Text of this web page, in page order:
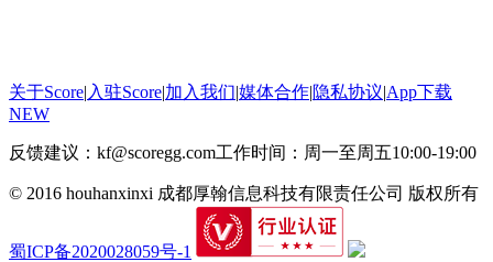
关于Score| 入驻Score|加入我们|媒体合作|隐私协议|App下载
NEW
反馈建议：kf@scoregg.com工作时间：周一至周五10:00-19:00
© 2016 houhanxinxi 成都厚翰信息科技有限责任公司 版权所有
蜀ICP备2020028059号-1